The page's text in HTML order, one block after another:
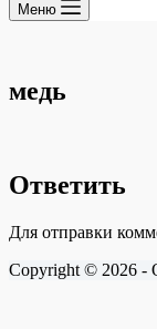
Меню
медь
Ответить
Для отправки
Copyright © 2026 -